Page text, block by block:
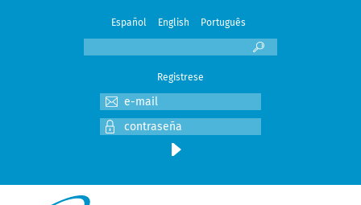
Español English Português
Registrese